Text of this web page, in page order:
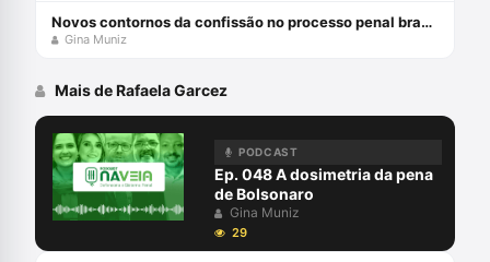
Novos contornos da confissão no processo penal brasileiro com Gina Muniz
Gina Muniz
Mais de Rafaela Garcez
PODCAST
Ep. 048 A dosimetria da pena
de Bolsonaro
Gina Muniz
29